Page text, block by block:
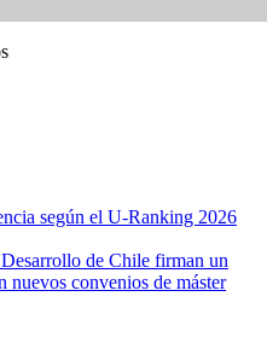
según el U-Ranking 2026
de Chile firman un
nuevos convenios de máster